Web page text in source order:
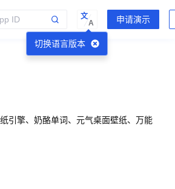
切换语言版本
文
A
引擎、奶酪单词、元气桌面壁纸、万能